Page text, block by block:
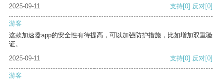
2025-09-11
支持[0] 反对[0]
游客
这款加速器app的安全性有待提高，可以加强防护措施，比如增加双重验
证。
2025-09-11
支持[0] 反对[0]
游客